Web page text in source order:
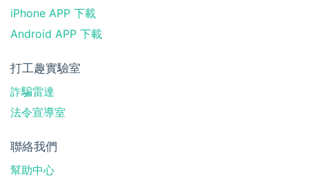
iPhone APP 下載
Android APP 下載
打工趣實驗室
詐騙雷達
法令宣導室
聯絡我們
幫助中心